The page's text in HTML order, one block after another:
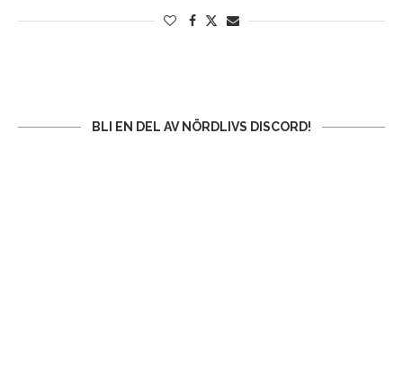
BLI EN DEL AV NÖRDLIVS DISCORD!